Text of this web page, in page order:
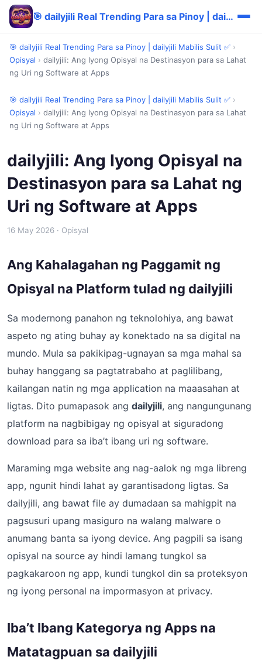
🎯 dailyjili Real Trending Para sa Pinoy | dailyjili Mabilis Sulit ✅
🎯 dailyjili Real Trending Para sa Pinoy | dailyjili Mabilis Sulit ✅ ›
Opisyal › dailyjili: Ang Iyong Opisyal na Destinasyon para sa Lahat
ng Uri ng Software at Apps
🎯 dailyjili Real Trending Para sa Pinoy | dailyjili Mabilis Sulit ✅ ›
Opisyal › dailyjili: Ang Iyong Opisyal na Destinasyon para sa Lahat
ng Uri ng Software at Apps
dailyjili: Ang Iyong Opisyal na
Destinasyon para sa Lahat ng
Uri ng Software at Apps
16 May 2026 · Opisyal
Ang Kahalagahan ng Paggamit ng
Opisyal na Platform tulad ng dailyjili
Sa modernong panahon ng teknolohiya, ang bawat
aspeto ng ating buhay ay konektado na sa digital na
mundo. Mula sa pakikipag-ugnayan sa mga mahal sa
buhay hanggang sa pagtatrabaho at paglilibang,
kailangan natin ng mga application na maaasahan at
ligtas. Dito pumapasok ang dailyjili, ang nangungunang
platform na nagbibigay ng opisyal at siguradong
download para sa iba’t ibang uri ng software.
Maraming mga website ang nag-aalok ng mga libreng
app, ngunit hindi lahat ay garantisadong ligtas. Sa
dailyjili, ang bawat file ay dumadaan sa mahigpit na
pagsusuri upang masiguro na walang malware o
anumang banta sa iyong device. Ang pagpili sa isang
opisyal na source ay hindi lamang tungkol sa
pagkakaroon ng app, kundi tungkol din sa proteksyon
ng iyong personal na impormasyon at privacy.
Iba’t Ibang Kategorya ng Apps na
Matatagpuan sa dailyjili